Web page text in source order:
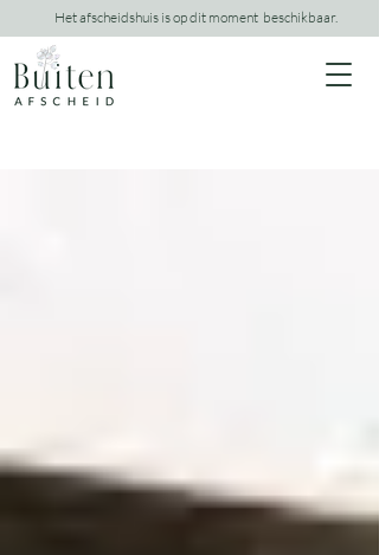
Het afscheidshuis is op dit moment beschikbaar.